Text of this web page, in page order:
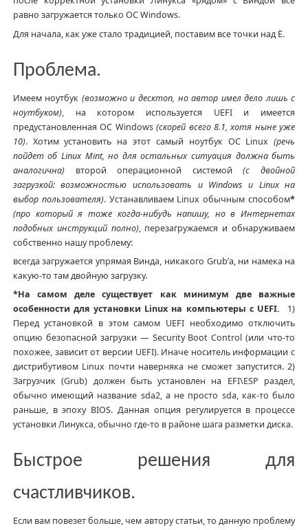
равно загружается только ОС Windows.
Для начала, как уже стало традицией, поставим все точки над Ё.
Проблема.
Имеем ноутбук (возможно и десктоп, но автор имел дело лишь с
ноутбуком), на котором используется UEFI и имеется
предустановленная ОС Windows(скорей всего 8.1, хотя ныне уже
10). Хотим установить на этот самый ноутбук ОС Linux(речь
пойдет об Linux Mint, но для остальных ситуация должна быть
аналогична) второй операционной системой(с двойной
загрузкой: возможностью использовать и Windows и Linux на
выбор пользователя). Устанавливаем Linux обычным способом*
(про который я тоже когда-нибудь напишу, но в Интернетах
подобных инструкций полно), перезагружаемся и обнаруживаем
собственно нашу проблему:
всегда загружается упрямая Винда, никакого Grub’а, ни намека на
какую-то там двойную загрузку.
*На самом деле существует как минимум две важные
особенности для установки Linux на компьютеры с UEFI. 1)
Перед установкой в этом самом UEFI необходимо отключить
опцию безопасной загрузки — Security Boot Control (или что-то
похожее, зависит от версии UEFI). Иначе носитель информации с
дистрибутивом Linux почти наверняка не сможет запустится. 2)
Загрузчик (Grub) должен быть установлен на EFI\ESP раздел,
обычно имеющий название sda2, а не просто sda, как-то было
раньше, в эпоху BIOS. Данная опция регулируется в процессе
установки Линукса, обычно где-то в районе шага разметки диска.
Быстрое решения для
счастливчиков.
Если вам повезет больше, чем автору статьи, то данную проблему